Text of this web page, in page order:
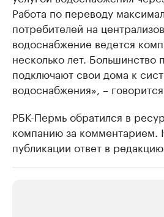
Работа по переводу
потребителей на
водоснабжение ведется
несколько лет. Большинство
подключают свои дома к
водоснабжения», –
РБК-Пермь обратился в
компанию за комментарием.
публикации ответ в